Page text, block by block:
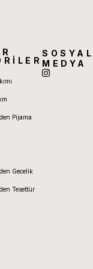
Pijama
Gecelik
Tesettür
SOSYAL
MEDYA